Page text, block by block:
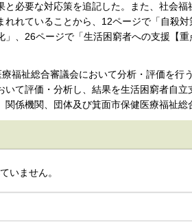
と必要な対応策を追記した。また、社会
れれていることから、12ページで「自殺
、26ページで「生活困窮者への支援【重
福祉総合審議会において分析・評価を行
いて評価・分析し、結果を生活困窮者自
係機関、団体及び箕面市保健医療福祉総
いません。